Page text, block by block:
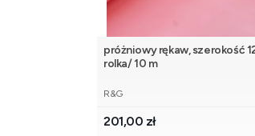
próżniowy rękaw, szerokość
rolka/ 10 m
PRODUCENT
R&G
Cena
201,00 zł